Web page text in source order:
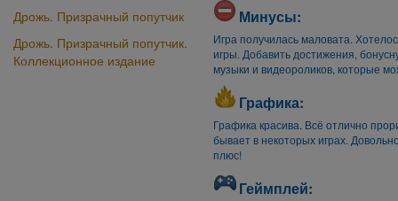
Дрожь. Призрачный попутчик
Дрожь. Призрачный попутчик.
Коллекционное издание
Минусы:
Игра получилась маловата.
игры. Добавить достижения,
музыки и видеороликов, которые
Графика:
Графика красива. Всё отлично
бывает в некоторых играх.
плюс!
Геймплей: